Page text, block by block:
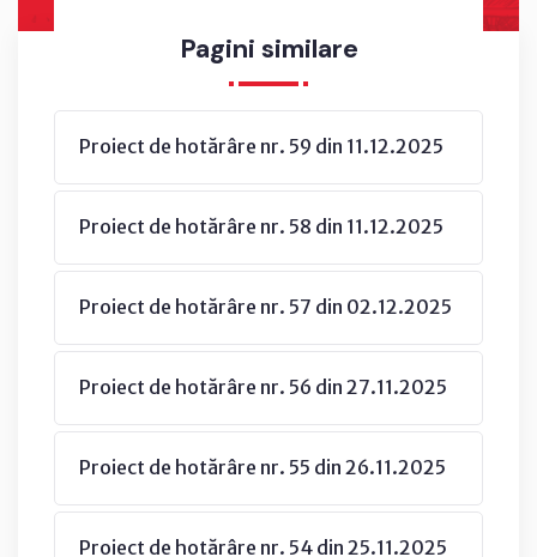
Pagini similare
Proiect de hotărâre nr. 59 din 11.12.2025
Proiect de hotărâre nr. 58 din 11.12.2025
Proiect de hotărâre nr. 57 din 02.12.2025
Proiect de hotărâre nr. 56 din 27.11.2025
Proiect de hotărâre nr. 55 din 26.11.2025
Proiect de hotărâre nr. 54 din 25.11.2025